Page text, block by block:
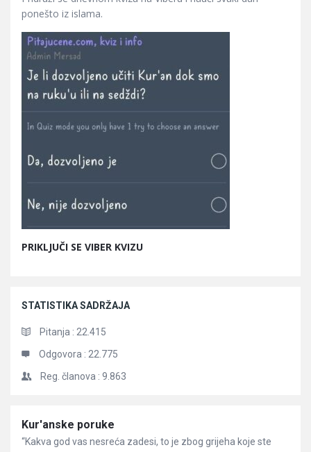
ponešto iz islama.
PRIKLJUČI SE VIBER KVIZU
STATISTIKA SADRŽAJA
Pitanja : 22.415
Odgovora : 22.775
Reg. članova : 9.863
Članci
Kur'anske poruke
“Kakva god vas nesreća zadesi, to je zbog grijeha koje ste